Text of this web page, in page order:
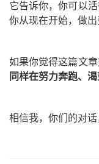
它告诉你，你可以
你从现在开始，做出
如果你觉得这篇文
同样在努力奔跑、渴
相信我，你们的对话